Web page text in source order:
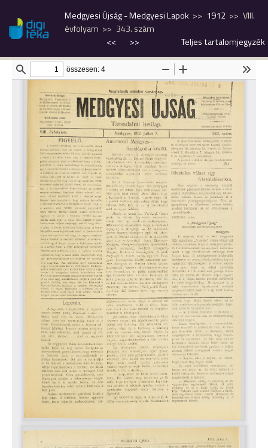
Medgyesi Újság - Medgyesi Lapok 1912
VIII.
évfolyam
343. szám
<<
>> Teljes tartalomjegyzék